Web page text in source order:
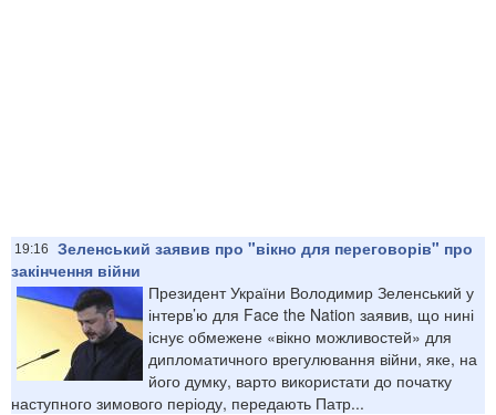
19:16
Зеленський заявив про "вікно для переговорів" про
закінчення війни
Президент України Володимир Зеленський у
інтерв’ю для Face the Nation заявив, що нині
існує обмежене «вікно можливостей» для
дипломатичного врегулювання війни, яке, на
його думку, варто використати до початку
наступного зимового періоду, передають Патр...